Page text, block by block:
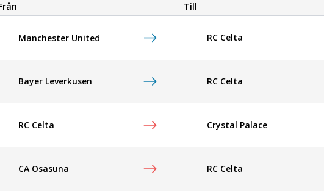
Till
Manchester United RC Celta
Bayer Leverkusen RC Celta
RC Celta Crystal Palace
CA Osasuna RC Celta